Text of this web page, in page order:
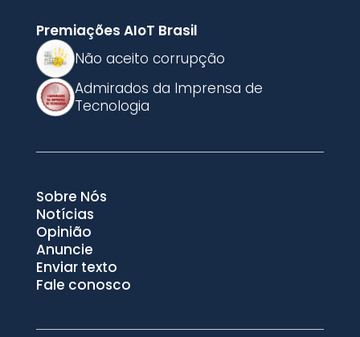
Premiações AIoT Brasil
Não aceito corrupção
Admirados da Imprensa de
Tecnologia
Sobre Nós
Notícias
Opinião
Anuncie
Enviar texto
Fale conosco